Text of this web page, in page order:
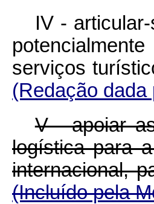
IV -
serviços
(Redação dada
V - apoiar
logística para
internacional,
(Incluído pela